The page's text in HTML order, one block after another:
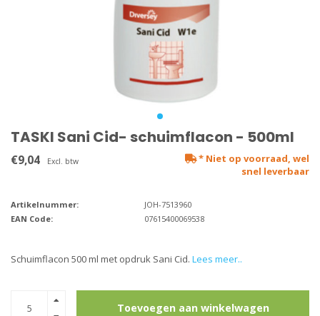
TASKI Sani Cid- schuimflacon - 500ml
€9,04 Excl. btw
* Niet op voorraad, wel
snel leverbaar
Artikelnummer:
JOH-7513960
EAN Code:
07615400069538
Schuimflacon 500 ml met opdruk Sani Cid. Lees meer..
Toevoegen aan winkelwagen